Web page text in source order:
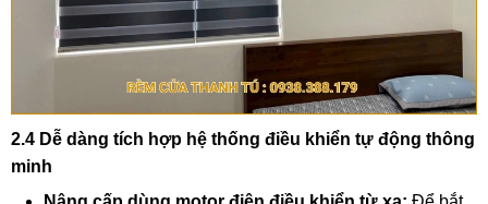
2.4 Dễ dàng tích hợp hệ thống điều khiển tự động thông
minh